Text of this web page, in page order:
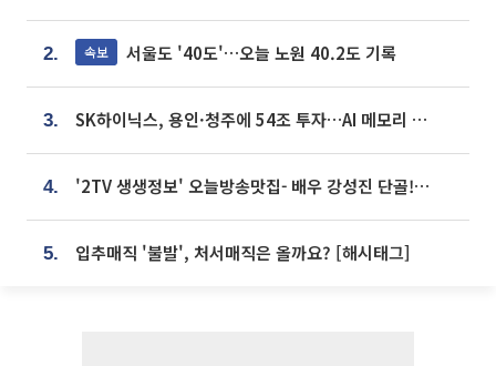
2. 속보 서울도 '40도'…오늘 노원 40.2도 기록
3. SK하이닉스, 용인·청주에 54조 투자…AI 메모리 생산기지 키운다
4. '2TV 생생정보' 오늘방송맛집- 배우 강성진 단골! 쌀국수ㆍ푸팟퐁 커리 맛집 '블○○○'
5. 입추매직 '불발', 처서매직은 올까요? [해시태그]